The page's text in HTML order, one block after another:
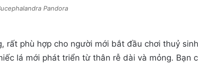
Pandora
phù hợp cho người mới bắt đầu chơi thuỷ
lá mới phát triển từ thân rễ dài và mỏng. Bạn